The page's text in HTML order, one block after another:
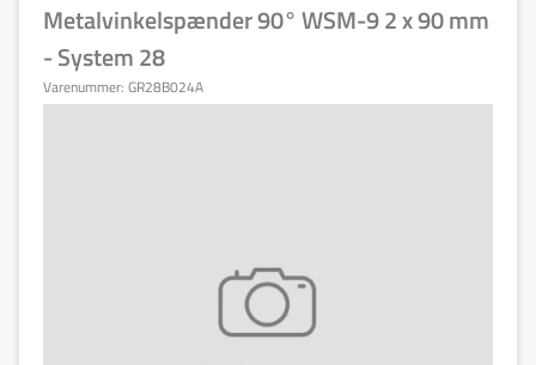
Metalvinkelspænder 90° WSM-9 2 x 90 mm
- System 28
Varenummer: GR28B024A